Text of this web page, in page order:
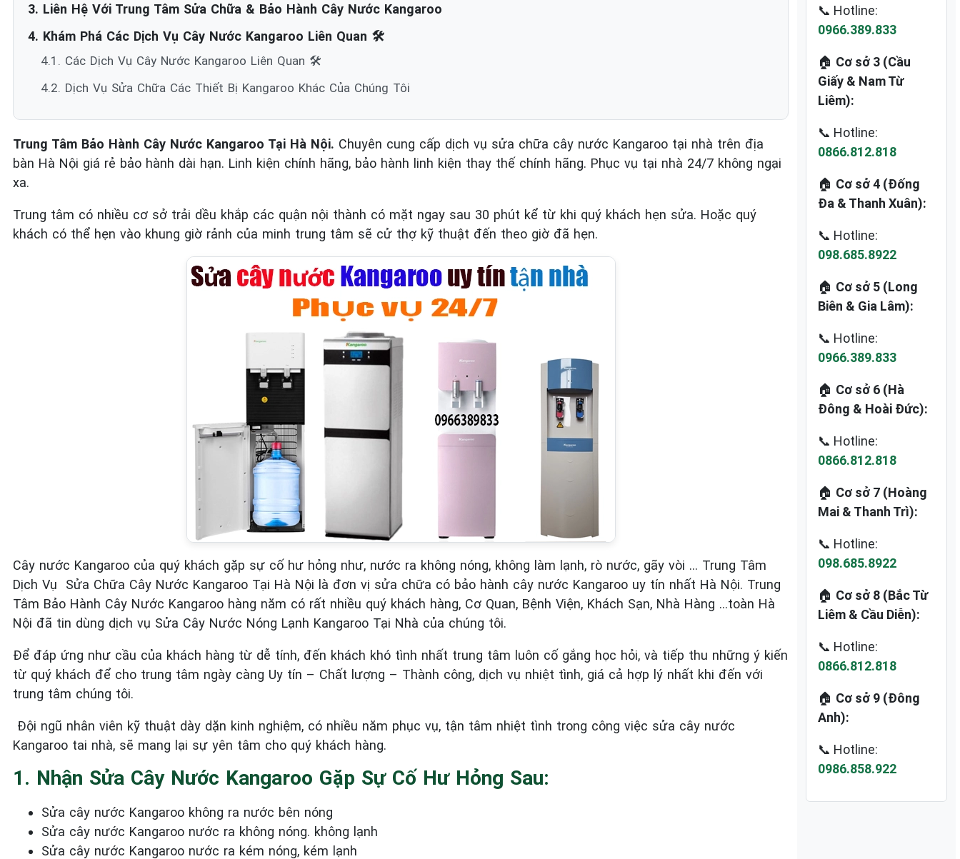
3. Liên Hệ Với Trung Tâm Sửa Chữa & Bảo Hành Cây Nước Kangaroo
4. Khám Phá Các Dịch Vụ Cây Nước Kangaroo Liên Quan 🛠️
4.1. Các Dịch Vụ Cây Nước Kangaroo Liên Quan 🛠️
4.2. Dịch Vụ Sửa Chữa Các Thiết Bị Kangaroo Khác Của Chúng Tôi
Trung Tâm Bảo Hành Cây Nước Kangaroo Tại Hà Nội. Chuyên cung cấp dịch vụ sửa chữa cây nước Kangaroo tại nhà trên địa
bàn Hà Nội giá rẻ bảo hành dài hạn. Linh kiện chính hãng, bảo hành linh kiện thay thế chính hãng. Phục vụ tại nhà 24/7 không ngại
xa.
Trung tâm có nhiều cơ sở trải dều khắp các quận nội thành có mặt ngay sau 30 phút kể từ khi quý khách hẹn sửa. Hoặc quý
khách có thể hẹn vào khung giờ rảnh của minh trung tâm sẽ cử thợ kỹ thuật đến theo giờ đã hẹn.
Cây nước Kangaroo của quý khách gặp sự cố hư hỏng như, nước ra không nóng, không làm lạnh, rò nước, gãy vòi … Trung Tâm
Dịch Vụ Sửa Chữa Cây Nước Kangaroo Tại Hà Nội là đơn vị sửa chữa có bảo hành cây nước Kangaroo uy tín nhất Hà Nội. Trung
Tâm Bảo Hành Cây Nước Kangaroo hàng năm có rất nhiều quý khách hàng, Cơ Quan, Bệnh Viện, Khách Sạn, Nhà Hàng …toàn Hà
Nội đã tin dùng dịch vụ Sửa Cây Nước Nóng Lạnh Kangaroo Tại Nhà của chúng tôi.
Để đáp ứng như cầu của khách hàng từ dễ tính, đến khách khó tình nhất trung tâm luôn cố gắng học hỏi, và tiếp thu những ý kiến
từ quý khách để cho trung tâm ngày càng Uy tín – Chất lượng – Thành công, dịch vụ nhiệt tình, giá cả hợp lý nhất khi đến với
trung tâm chúng tôi.
Đội ngũ nhân viên kỹ thuật dày dặn kinh nghiệm, có nhiều năm phục vụ, tận tâm nhiệt tình trong công việc sửa cây nước
Kangaroo tai nhà, sẽ mang lại sự yên tâm cho quý khách hàng.
1. Nhận Sửa Cây Nước Kangaroo Gặp Sự Cố Hư Hỏng Sau:
Sửa cây nước Kangaroo không ra nước bên nóng
Sửa cây nước Kangaroo nước ra không nóng. không lạnh
Sửa cây nước Kangaroo nước ra kém nóng, kém lạnh
📞 Hotline:
0966.389.833
🏠 Cơ sở 3 (Cầu
Giấy & Nam Từ
Liêm):
📞 Hotline:
0866.812.818
🏠 Cơ sở 4 (Đống
Đa & Thanh Xuân):
📞 Hotline:
098.685.8922
🏠 Cơ sở 5 (Long
Biên & Gia Lâm):
📞 Hotline:
0966.389.833
🏠 Cơ sở 6 (Hà
Đông & Hoài Đức):
📞 Hotline:
0866.812.818
🏠 Cơ sở 7 (Hoàng
Mai & Thanh Trì):
📞 Hotline:
098.685.8922
🏠 Cơ sở 8 (Bắc Từ
Liêm & Cầu Diễn):
📞 Hotline:
0866.812.818
🏠 Cơ sở 9 (Đông
Anh):
📞 Hotline:
0986.858.922